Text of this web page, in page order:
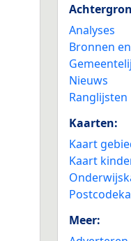
Analyses
Bronnen
Nieuws
Ranglijsten
Kaarten:
Kaart
Kaart
Meer: